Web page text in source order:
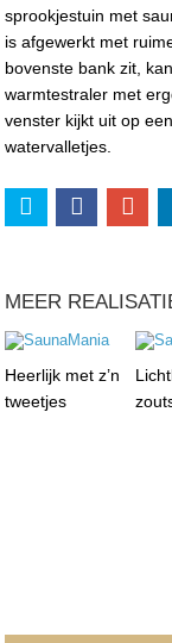
sprookjestuin met
is afgewerkt met
bovenste bank zit,
warmtestraler met
venster kijkt uit op
watervalletjes.
MEER
Heerlijk met z’n
tweetjes